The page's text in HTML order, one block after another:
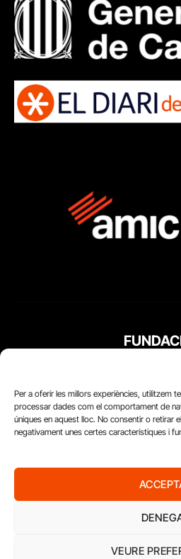
Per a oferir les millors experiències, utilitzem
processar dades com el comportament de
úniques en aquest lloc. No consentir o retirar
negativament unes certes característiques i
VEURE